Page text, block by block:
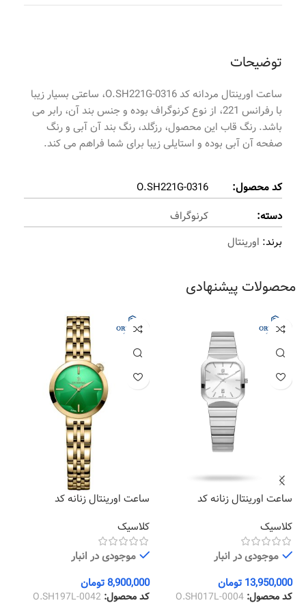
توضیحات
ساعت اورینتال مردانه کد O.SH221G-0316، ساعتی بسیار زیبا
با رفرانس 221، از نوع کرنوگراف بوده و جنس بند آن، رابر می
باشد. رنگ قاب این محصول، رزگلد، رنگ بند آن آبی و رنگ
صفحه آن آبی بوده و استایلی زیبا برای شما فراهم می کند.
کد محصول:
O.SH221G-0316
دسته:
کرنوگراف
برند: اورینتال
محصولات پیشنهادی
ساعت اورینتال زنانه کد
کلاسیک
موجودی در انبار
13,950,000 تومان
کد محصول: O.SH017L-0004
ساعت اورینتال زنانه کد
کلاسیک
موجودی در انبار
8,900,000تومان
کد محصول: O.SH197L-0042